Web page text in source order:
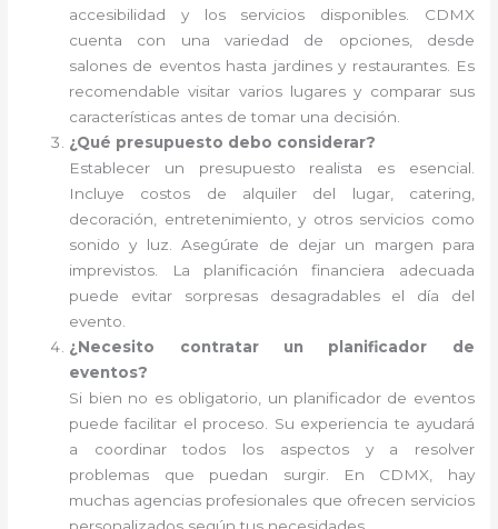
accesibilidad y los servicios disponibles. CDMX
cuenta con una variedad de opciones, desde
salones de eventos hasta jardines y restaurantes. Es
recomendable visitar varios lugares y comparar sus
características antes de tomar una decisión.
¿Qué presupuesto debo considerar?
Establecer un presupuesto realista es esencial.
Incluye costos de alquiler del lugar, catering,
decoración, entretenimiento, y otros servicios como
sonido y luz. Asegúrate de dejar un margen para
imprevistos. La planificación financiera adecuada
puede evitar sorpresas desagradables el día del
evento.
¿Necesito contratar un planificador de
eventos?
Si bien no es obligatorio, un planificador de eventos
puede facilitar el proceso. Su experiencia te ayudará
a coordinar todos los aspectos y a resolver
problemas que puedan surgir. En CDMX, hay
muchas agencias profesionales que ofrecen servicios